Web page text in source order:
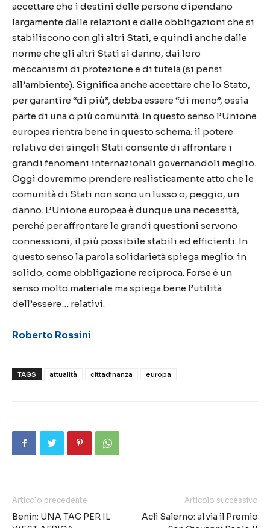
accettare che i destini delle persone dipendano
largamente dalle relazioni e dalle obbligazioni che si
stabiliscono con gli altri Stati, e quindi anche dalle
norme che gli altri Stati si danno, dai loro
meccanismi di protezione e di tutela (si pensi
all’ambiente). Significa anche accettare che lo Stato,
per garantire “di più”, debba essere “di meno”, ossia
parte di una o più comunità. In questo senso l’Unione
europea rientra bene in questo schema: il potere
relativo dei singoli Stati consente di affrontare i
grandi fenomeni internazionali governandoli meglio.
Oggi dovremmo prendere realisticamente atto che le
comunità di Stati non sono un lusso o, peggio, un
danno. L’Unione europea è dunque una necessità,
perché per affrontare le grandi questioni servono
connessioni, il più possibile stabili ed efficienti. In
questo senso la parola solidarietà spiega meglio: in
solido, come obbligazione reciproca. Forse è un
senso molto materiale ma spiega bene l’utilità
dell’essere… relativi.
Roberto Rossini
TAGS attualità cittadinanza europa
Articolo precedente
Benin: UNA TAC PER IL
Articolo successivo
Acli Salerno: al via il Premio